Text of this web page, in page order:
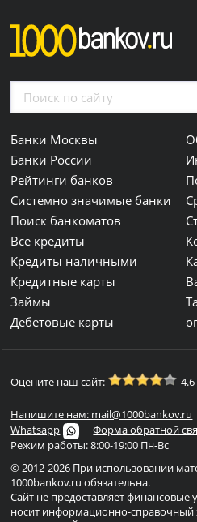
Банки Москвы
Банки России
Рейтинги банков
Системно значимые банки
Поиск банкоматов
Все кредиты
Кредиты наличными
Кредитные карты
Займы
Дебетовые карты
Оцените наш сайт:
Напишите нам: mail@1000bankov.ru
Whatsapp
Форма обратной
Режим работы: 8:00-19:00 Пн-Вс
© 2012-2026 При использовании
1000bankov.ru обязательна.
Сайт не предоставляет финансовые
носит информационно-справочный